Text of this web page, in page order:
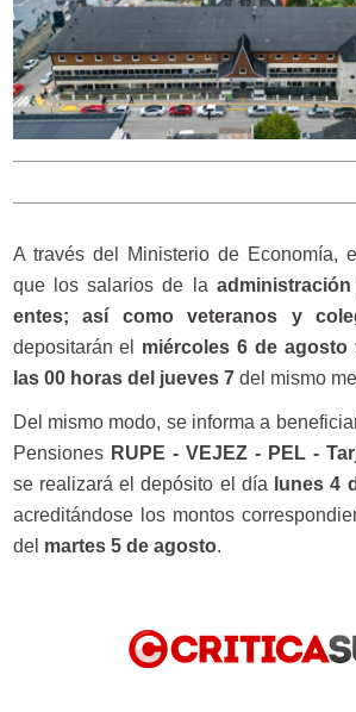
A través del Ministerio de Economía,
que los salarios de la
entes; así como veteranos y
depositarán el
miércoles 6 de agosto
las 00 horas del jueves 7 del mismo
Del mismo modo, se informa a
Pensiones RUPE - VEJEZ - PEL -
se realizará el depósito el día
lunes 4
acreditándose los montos
del martes 5 de agosto.